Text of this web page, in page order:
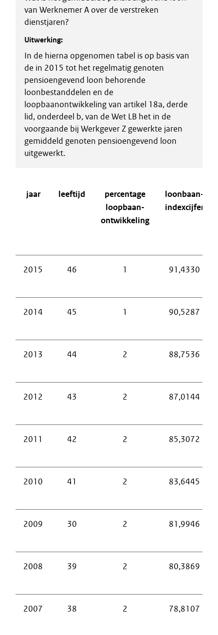
van Werknemer A over de verstreken
dienstjaren?
Uitwerking:
In de hierna opgenomen tabel is op basis van
de in 2015 tot het regelmatig genoten
pensioengevend loon behorende
loonbestanddelen en de
loopbaanontwikkeling van artikel 18a, derde
lid, onderdeel b, van de Wet LB het in de
voorgaande bij Werkgever Z gewerkte jaren
gemiddeld genoten pensioengevend loon
uitgewerkt.
jaar leeftijd
percentage
loopbaan-
ontwikkeling
loonbaan-
indexcijfer
2015 46 1 91,4330
2014 45 1 90,5287
2013 44 2 88,7536
2012 43 2 87,0144
2011 42 2 85,3072
2010 41 2 83,6445
2009 30 2 81,9946
2008 39 2 80,3869
2007 38 2 78,8107